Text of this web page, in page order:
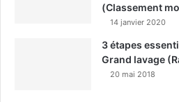
(Classement
14 janvier 2020
3 étapes
Grand lavage
20 mai 2018